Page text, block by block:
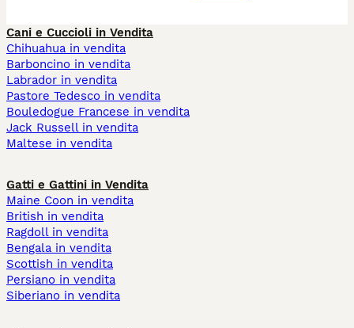
Cani e Cuccioli in Vendita
Chihuahua in vendita
Barboncino in vendita
Labrador in vendita
Pastore Tedesco in vendita
Bouledogue Francese in vendita
Jack Russell in vendita
Maltese in vendita
Gatti e Gattini in Vendita
Maine Coon in vendita
British in vendita
Ragdoll in vendita
Bengala in vendita
Scottish in vendita
Persiano in vendita
Siberiano in vendita